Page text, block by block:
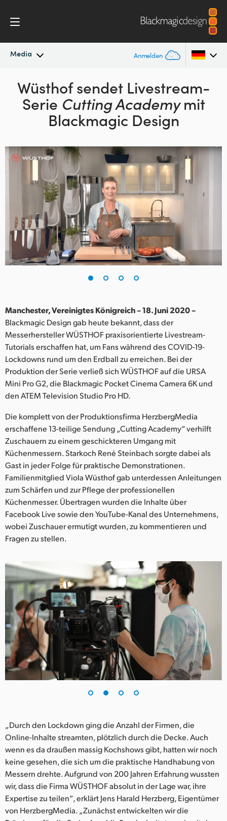
Media Anmelden
Neueste Nachrichten
Nachrichtenarchiv
Argentina
Australia
Austria
Brazil
China
Denmark
Finland
France
India
Italy
Japan
Korea
Mexico
Malaysia
Netherlands
New Zealand
Norway
Portugal
South Africa
Spain
Sweden
Chinese Taipei
Turkey
United Kingdom
United States
Wüsthof sendet Livestream-
Serie CuttingAcademymit
Blackmagic Design
Manchester, Vereinigtes Königreich – 18. Juni 2020 –
Blackmagic Design gab heute bekannt, dass der
Messerhersteller WÜSTHOF praxisorientierte Livestream-
Tutorials erschaffen hat, um Fans während des COVID-19-
Lockdowns rund um den Erdball zu erreichen. Bei der
Produktion der Serie verließ sich WÜSTHOF auf die URSA
Mini Pro G2, die Blackmagic Pocket Cinema Camera 6K und
den ATEM Television Studio Pro HD.
Die komplett von der Produktionsfirma HerzbergMedia
erschaffene 13-teilige Sendung „Cutting Academy“ verhilft
Zuschauern zu einem geschickteren Umgang mit
Küchenmessern. Starkoch René Steinbach sorgte dabei als
Gast in jeder Folge für praktische Demonstrationen.
Familienmitglied Viola Wüsthof gab unterdessen Anleitungen
zum Schärfen und zur Pflege der professionellen
Küchenmesser. Übertragen wurden die Inhalte über
Facebook Live sowie den YouTube-Kanal des Unternehmens,
wobei Zuschauer ermutigt wurden, zu kommentieren und
Fragen zu stellen.
„Durch den Lockdown ging die Anzahl der Firmen, die
Online-Inhalte streamten, plötzlich durch die Decke. Auch
wenn es da draußen massig Kochshows gibt, hatten wir noch
keine gesehen, die sich um die praktische Handhabung von
Messern drehte. Aufgrund von 200 Jahren Erfahrung wussten
wir, dass die Firma WÜSTHOF absolut in der Lage war, ihre
Expertise zu teilen“, erklärt Jens Harald Herzberg, Eigentümer
von HerzbergMedia. „Zunächst entwickelten wir die